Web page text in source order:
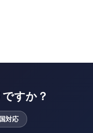
すか？
対応